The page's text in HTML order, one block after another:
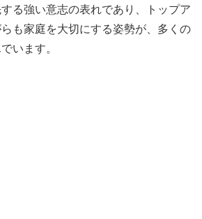
る強い意志の表れであり、トップア
も家庭を大切にする姿勢が、多くの
います。